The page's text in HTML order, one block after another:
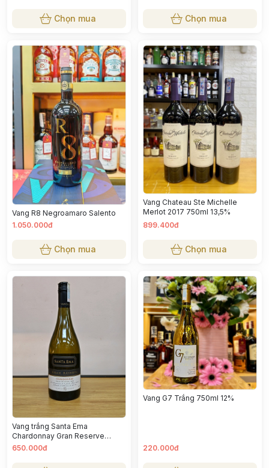
Chọn mua Chọn mua
Vang R8 Negroamaro Salento
1.050.000đ
Chọn mua
Vang Chateau Ste Michelle
Merlot 2017 750ml 13,5%
899.400đ
Chọn mua
Vang trắng Santa Ema
Chardonnay Gran Reserve
750ml
650.000đ
Vang G7 Trắng 750ml 12%
220.000đ